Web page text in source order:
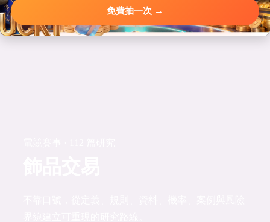
免費抽一次 →